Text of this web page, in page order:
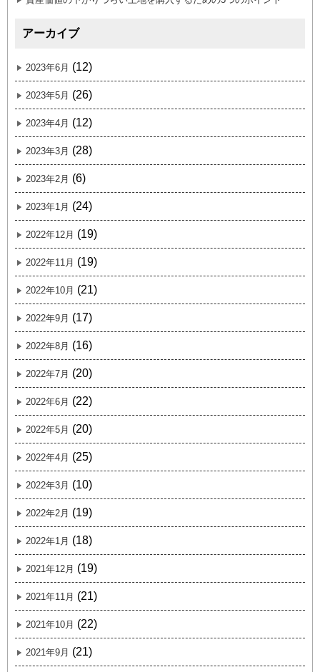
アーカイブ
2023年6月 (12)
2023年5月 (26)
2023年4月 (12)
2023年3月 (28)
2023年2月 (6)
2023年1月 (24)
2022年12月 (19)
2022年11月 (19)
2022年10月 (21)
2022年9月 (17)
2022年8月 (16)
2022年7月 (20)
2022年6月 (22)
2022年5月 (20)
2022年4月 (25)
2022年3月 (10)
2022年2月 (19)
2022年1月 (18)
2021年12月 (19)
2021年11月 (21)
2021年10月 (22)
2021年9月 (21)